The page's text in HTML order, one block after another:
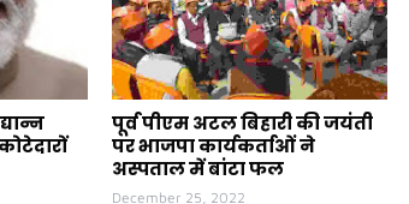
पूर्व पीएम अटल बिहारी की जयंती
पर भाजपा कार्यकर्ताओं ने
अस्पताल में बांटा फल
December 25, 2022